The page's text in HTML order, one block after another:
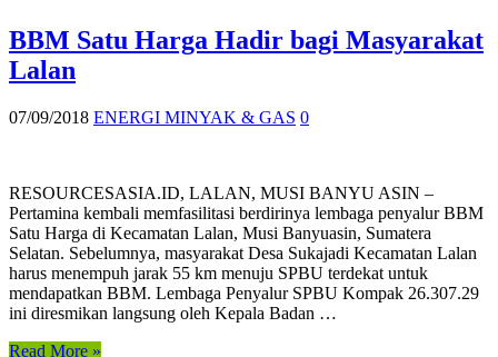
BBM Satu Harga Hadir bagi Masyarakat
Lalan
07/09/2018 ENERGI MINYAK & GAS 0
RESOURCESASIA.ID, LALAN, MUSI BANYU ASIN –
Pertamina kembali memfasilitasi berdirinya lembaga penyalur BBM
Satu Harga di Kecamatan Lalan, Musi Banyuasin, Sumatera
Selatan. Sebelumnya, masyarakat Desa Sukajadi Kecamatan Lalan
harus menempuh jarak 55 km menuju SPBU terdekat untuk
mendapatkan BBM. Lembaga Penyalur SPBU Kompak 26.307.29
ini diresmikan langsung oleh Kepala Badan …
Read More »